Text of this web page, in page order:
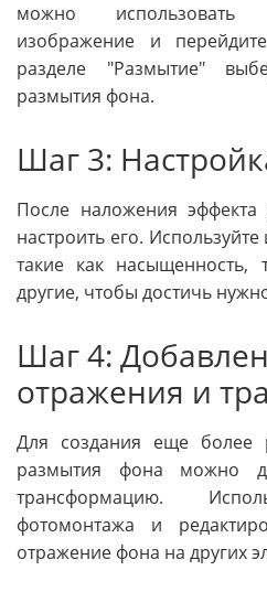
можно использовать
изображение и
разделе "Размытие"
размытия фона.
Шаг 3:
После наложения
настроить его.
такие как насыщенность,
другие, чтобы достичь
Шаг 4:
отражения и
Для создания еще более
размытия фона можно
трансформацию.
фотомонтажа и
отражение фона на других